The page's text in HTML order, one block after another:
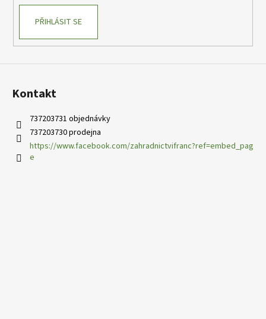
PŘIHLÁSIT SE
Kontakt
737203731 objednávky
737203730 prodejna
https://www.facebook.com/zahradnictvifranc?ref=embed_pag
e